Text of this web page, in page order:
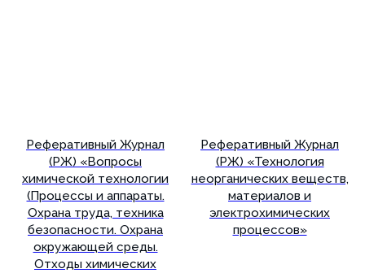
Реферативный Журнал
(РЖ) «Вопросы
химической технологии
(Процессы и аппараты.
Охрана труда, техника
безопасности. Охрана
окружающей среды.
Отходы химических
Реферативный Журнал
(РЖ) «Технология
неорганических веществ,
материалов и
электрохимических
процессов»